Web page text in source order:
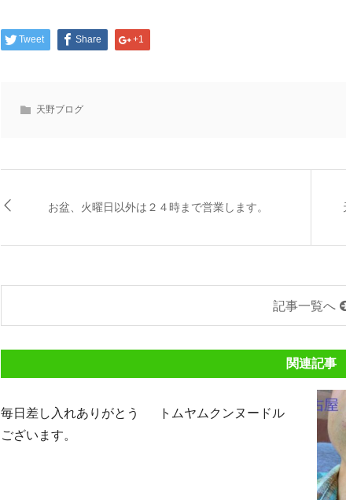
Tweet Share +1
天野ブログ
お盆、火曜日以外は２４時まで営業します。
記事一覧へ
関連記事
毎日差し入れありがとう
ございます。
トムヤムクンヌードル